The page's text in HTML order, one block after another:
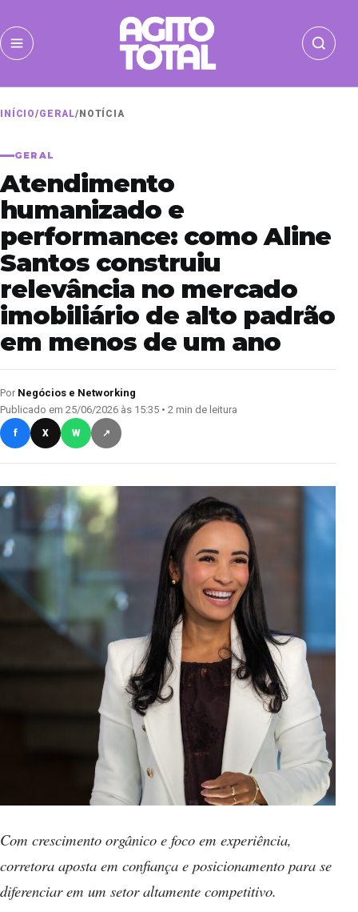
INÍCIO/GERAL/ NOTÍCIA
GERAL
Atendimento
humanizado e
performance: como Aline
Santos construiu
relevância no mercado
imobiliário de alto padrão
em menos de um ano
Por Negócios e Networking
Publicado em 25/06/2026 às 15:35 • 2 min de leitura
f X W ↗
Com crescimento orgânico e foco em experiência,
corretora aposta em confiança e posicionamento para se
diferenciar em um setor altamente competitivo.